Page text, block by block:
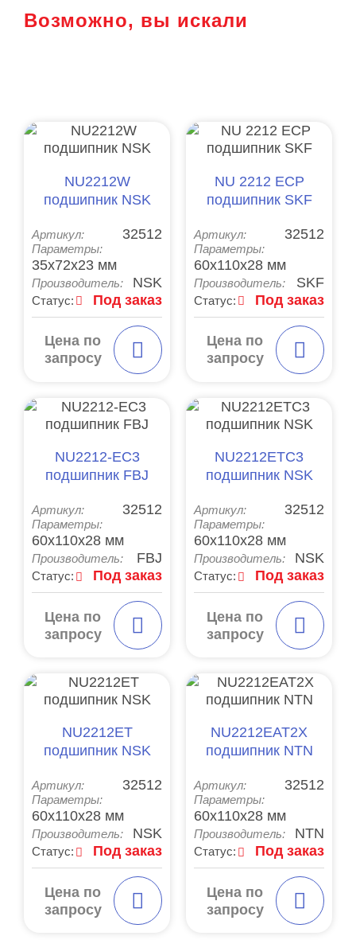
Возможно, вы искали
NU2212W
подшипник NSK
Артикул: 32512
Параметры:
35x72x23 мм
Производитель: NSK
Статус: Под заказ
Цена по
запросу
NU 2212 ECP
подшипник SKF
Артикул: 32512
Параметры:
60x110x28 мм
Производитель: SKF
Статус: Под заказ
Цена по
запросу
NU2212-EC3
подшипник FBJ
Артикул: 32512
Параметры:
60x110x28 мм
Производитель: FBJ
Статус: Под заказ
Цена по
запросу
NU2212ETC3
подшипник NSK
Артикул: 32512
Параметры:
60x110x28 мм
Производитель: NSK
Статус: Под заказ
Цена по
запросу
NU2212ET
подшипник NSK
Артикул: 32512
Параметры:
60x110x28 мм
Производитель: NSK
Статус: Под заказ
Цена по
запросу
NU2212EAT2X
подшипник NTN
Артикул: 32512
Параметры:
60x110x28 мм
Производитель: NTN
Статус: Под заказ
Цена по
запросу